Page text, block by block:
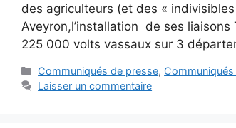
des agriculteurs (et des «
Aveyron,l’installation de ses
225 000 volts vassaux sur 3
Catégories
Communiqués de presse,
Laisser un commentaire